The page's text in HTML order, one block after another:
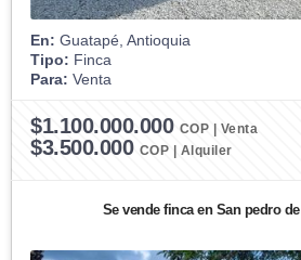
En: Guatapé, Antioquia
Tipo: Finca
Para: Venta
$1.100.000.000 COP | Venta
$3.500.000 COP | Alquiler
Se vende finca en San pedro